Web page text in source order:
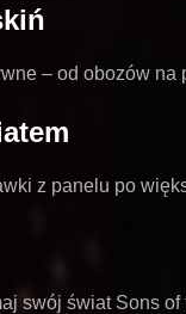
– od obozów na
z panelu po
swój świat Sons of